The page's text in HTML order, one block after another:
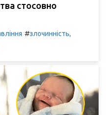
стосовно
#злочинність,